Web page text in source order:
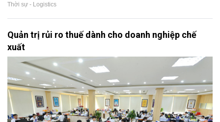
Thời sự - Logistics
Quản trị rủi ro thuế dành cho doanh nghiệp chế
xuất